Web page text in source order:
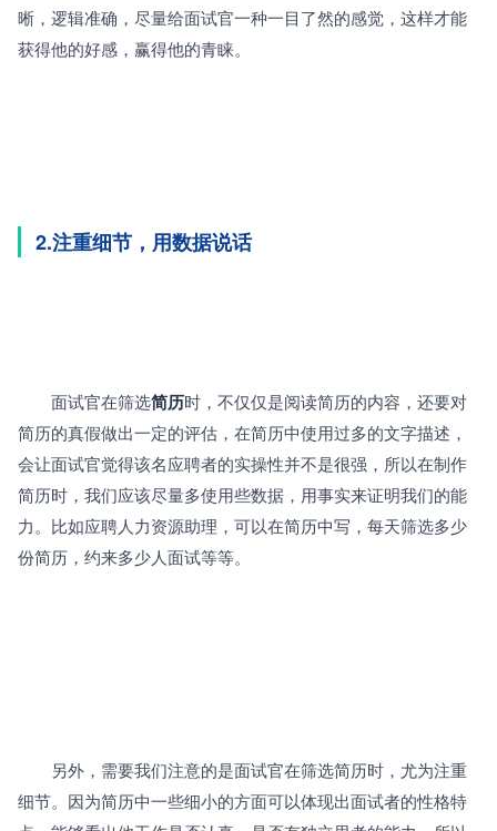
晰，逻辑准确，尽量给面试官一种一目了然的感觉，这样才能
获得他的好感，赢得他的青睐。
2.注重细节，用数据说话
面试官在筛选简历时，不仅仅是阅读简历的内容，还要对
简历的真假做出一定的评估，在简历中使用过多的文字描述，
会让面试官觉得该名应聘者的实操性并不是很强，所以在制作
简历时，我们应该尽量多使用些数据，用事实来证明我们的能
力。比如应聘人力资源助理，可以在简历中写，每天筛选多少
份简历，约来多少人面试等等。
另外，需要我们注意的是面试官在筛选简历时，尤为注重
细节。因为简历中一些细小的方面可以体现出面试者的性格特